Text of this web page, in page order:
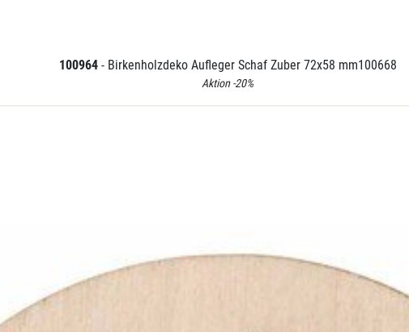
100964 - Birkenholzdeko Aufleger Schaf Zuber 72x58 mm100668
Aktion -20%